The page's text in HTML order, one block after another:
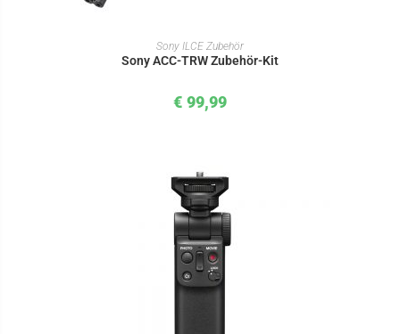
IN DEN WARENKORB
Sony ILCE Zubehör
Sony ACC-TRW Zubehör-Kit
€ 99,99